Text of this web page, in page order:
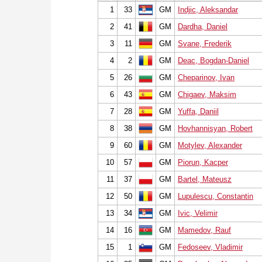
* STYLE SIMULATION AT THE
* EVEN STRONGER. EVEN
1 33 GM Indjic, Aleksandar
2
41 GM Dardha, Daniel
3
11 GM Svane, Frederik
4
2 GM Deac, Bogdan-Daniel
5
26 GM Cheparinov, Ivan
6
43 GM Chigaev, Maksim
7
28 GM Yuffa, Daniil
8
38 GM Hovhannisyan, Robert
9
60 GM Motylev, Alexander
10
57 GM Piorun, Kacper
11
37 GM Bartel, Mateusz
12
50 GM Lupulescu, Constantin
13
34 GM Ivic, Velimir
14
16 GM Mamedov, Rauf
15
1 GM Fedoseev, Vladimir